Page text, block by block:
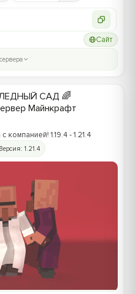
Сайт
САД 🌈
Майнкрафт
компанией! 1.19.4 - 1.21.4
Версия: 1.21.4